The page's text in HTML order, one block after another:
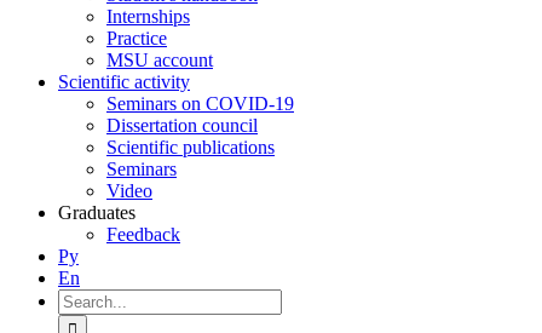
Internships
Practice
MSU account
Scientific activity
Seminars on COVID-19
Dissertation council
Scientific publications
Seminars
Video
Graduates
Feedback
Ру
En
Search
for: